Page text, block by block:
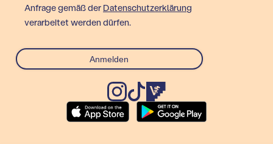
Anfrage gemäß der Datenschutzerklärung
verarbeitet werden dürfen.